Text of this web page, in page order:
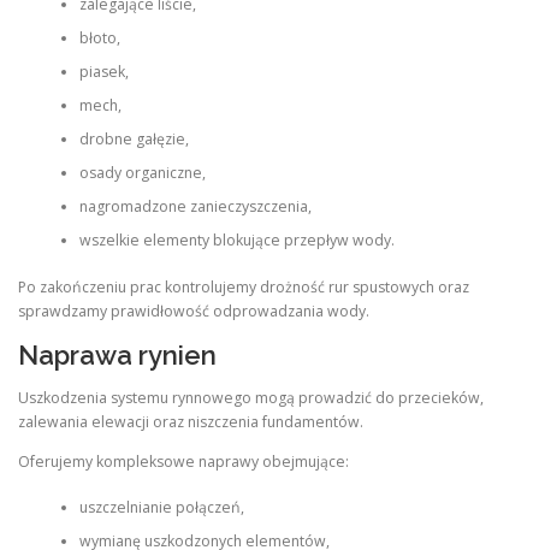
zalegające liście,
błoto,
piasek,
mech,
drobne gałęzie,
osady organiczne,
nagromadzone zanieczyszczenia,
wszelkie elementy blokujące przepływ wody.
Po zakończeniu prac kontrolujemy drożność rur spustowych oraz
sprawdzamy prawidłowość odprowadzania wody.
Naprawa rynien
Uszkodzenia systemu rynnowego mogą prowadzić do przecieków,
zalewania elewacji oraz niszczenia fundamentów.
Oferujemy kompleksowe naprawy obejmujące:
uszczelnianie połączeń,
wymianę uszkodzonych elementów,